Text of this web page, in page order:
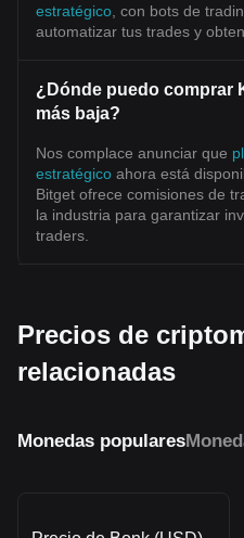
estratégico , con bots de
automatizar tus trades y
¿Dónde puedo comprar
más baja?
Nos complace anunciar que
estratégico ahora está
Bitget ofrece comisiones de
la industria para garantizar
traders.
Precios de
relacionadas
Monedas populares